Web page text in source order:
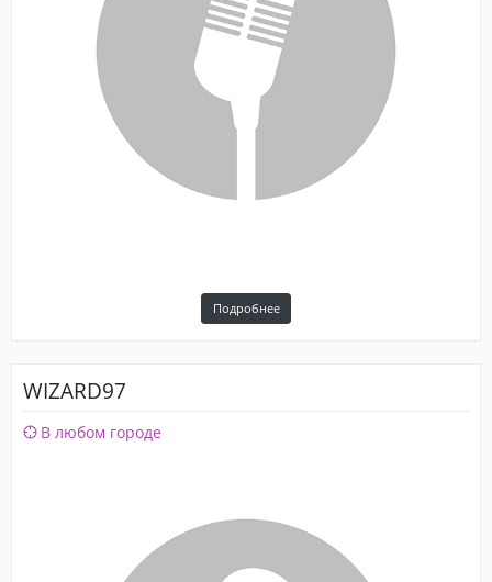
Подробнее
WIZARD97
В любом городе